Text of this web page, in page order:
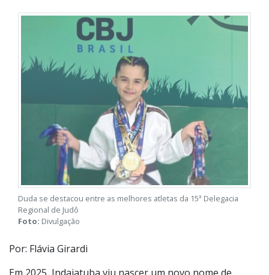
Duda se destacou entre as melhores atletas da 15ª Delegacia
Regional de Judô